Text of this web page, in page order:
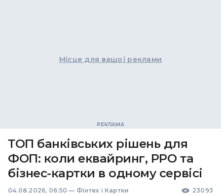
Місце для вашої реклами
ТОП банківських рішень для
ФОП: коли еквайринг, РРО та
бізнес-картки в одному сервісі
04.08.2026, 06:50 — Фінтех і Картки 23093